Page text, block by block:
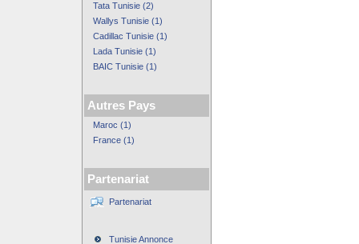
Tata Tunisie (2)
Wallys Tunisie (1)
Cadillac Tunisie (1)
Lada Tunisie (1)
BAIC Tunisie (1)
Autres Pays
Maroc (1)
France (1)
Partenariat
Partenariat
Tunisie Annonce